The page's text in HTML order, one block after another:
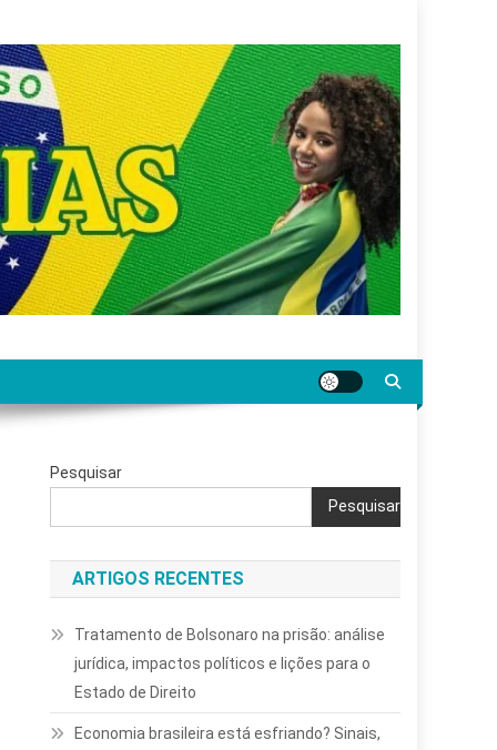
Pesquisar
Pesquisar
ARTIGOS RECENTES
Tratamento de Bolsonaro na prisão: análise
jurídica, impactos políticos e lições para o
Estado de Direito
Economia brasileira está esfriando? Sinais,